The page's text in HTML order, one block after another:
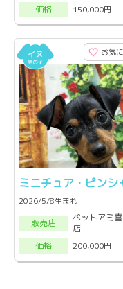
価格
150,000円
お気
ミニチュア・ピンシ
2026/5/8生まれ
販売店
ペットアミ
店
価格
200,000円